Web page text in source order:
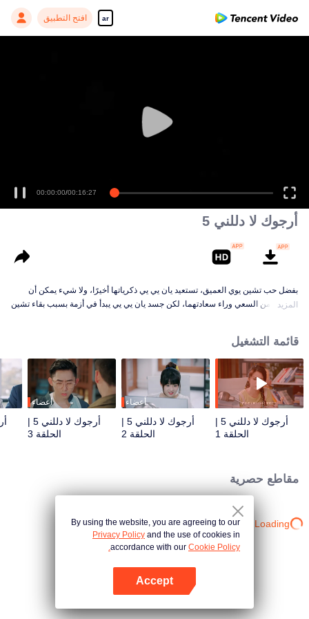
ar افتح التطبيق
00:00:00/00:16:27
أرجوك لا دللني 5
بفضل حب تشين يوي العميق، تستعيد يان يي يي ذكرياتها أخيرًا، ولا شيء يمكن أن
يمنعهما من السعي وراء سعادتهما، لكن جسد يان يي يي يبدأ في أزمة بسبب بقاء تشين
المزيد
قائمة التشغيل
أرجوك لا دللني 5 |
الحلقة 1
أعضاء
أرجوك لا دللني 5 |
الحلقة 2
أعضاء
أرجوك لا دللني 5 |
الحلقة 3
مقاطع حصرية
Loading…
By using the website, you are agreeing to our
Privacy Policy and the use of cookies in
accordance with our Cookie Policy.
Accept